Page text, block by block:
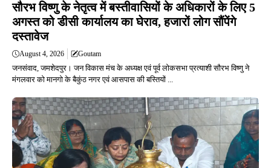
सौरभ विष्णु के नेतृत्व में बस्तीवासियों के अधिकारों के लिए 5
अगस्त को डीसी कार्यालय का घेराव, हजारों लोग सौंपेंगे
दस्तावेज
August 4, 2026 Goutam
जनसंवाद, जमशेदपुर। जन विकास मंच के अध्यक्ष एवं पूर्व लोकसभा प्रत्याशी सौरभ विष्णु ने
मंगलवार को मानगो के बैकुंठ नगर एवं आसपास की बस्तियों ...